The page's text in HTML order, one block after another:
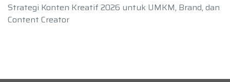
Strategi Konten Kreatif 2026 untuk UMKM, Brand, dan
Content Creator